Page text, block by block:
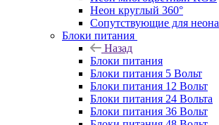
Неон круглый 360°
Сопутствующие для неона
Блоки питания
Назад
Блоки питания
Блоки питания 5 Вольт
Блоки питания 12 Вольт
Блоки питания 24 Вольта
Блоки питания 36 Вольт